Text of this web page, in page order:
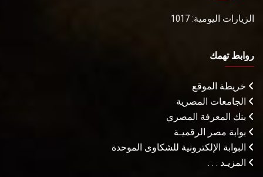
الزيارات اليومية: 1017
روابط تهمك
خريطة الموقع
الجامعات المصرية
بنك المعرفة المصري
بوابة مصر الرقميـة
البوابة الإلكترونية للشكاوى الموحدة
المزيـد . . .